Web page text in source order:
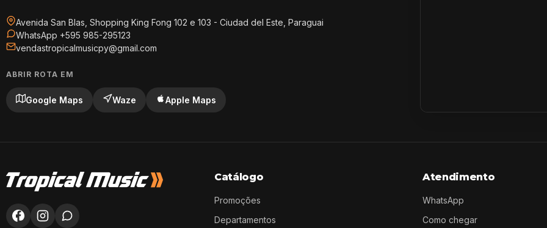
Avenida San Blas, Shopping King Fong 102 e 103 - Ciudad del Este, Paraguai
WhatsApp +595 985-295123
vendastropicalmusicpy@gmail.com
ABRIR ROTA EM
Google Maps Waze Apple Maps
Catálogo
Promoções
Departamentos
Atendimento
WhatsApp
Como chegar